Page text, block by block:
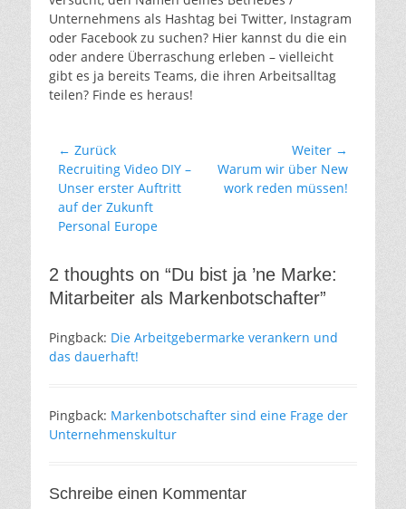
Unternehmens als Hashtag bei Twitter, Instagram
oder Facebook zu suchen? Hier kannst du die ein
oder andere Überraschung erleben – vielleicht
gibt es ja bereits Teams, die ihren Arbeitsalltag
teilen? Finde es heraus!
Beitragsnavigation
← Zurück
Vorheriger
Beitrag:
Recruiting Video DIY –
Unser erster Auftritt
auf der Zukunft
Personal Europe
Weiter →
Nächster
Beitrag:
Warum wir über New
work reden müssen!
2 thoughts on “Du bist ja ’ne Marke:
Mitarbeiter als Markenbotschafter”
Pingback: Die Arbeitgebermarke verankern und
das dauerhaft!
Pingback: Markenbotschafter sind eine Frage der
Unternehmenskultur
Schreibe einen Kommentar